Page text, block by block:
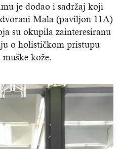
je dodao i sadržaj koji
Mala (paviljon 11A)
su okupila zainteresiranu
o holističkom pristupu
kože.